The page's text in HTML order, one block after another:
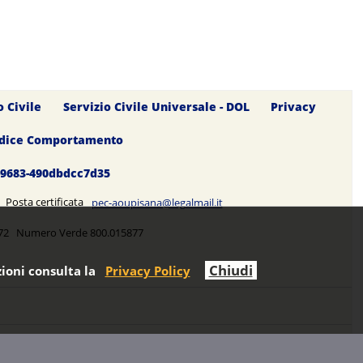
Civile Servizio Civile Universale - DOL Privacy
Comportamento
490dbdcc7d35
Posta certificata pec-aoupisana@legalmail.it
Numero Verde 800.015877
consulta la Privacy Policy Chiudi